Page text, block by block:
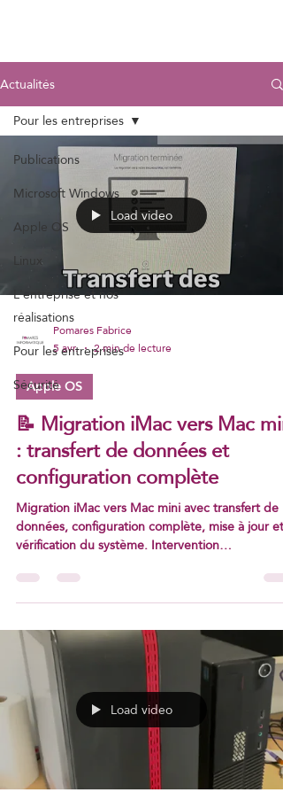
Actualités
Publications
Microsoft Windows
Apple OS
Linux
L'entreprise et nos
réalisations
Pour les entreprises
Sécurité
Pour les entreprises
Load video
Pomares Fabrice
5 avr.
2 min de lecture
Apple OS
📝 Migration iMac vers Mac mini
: transfert de données et
configuration complète
Migration iMac vers Mac mini avec transfert de
données, configuration complète, mise à jour et
vérification du système. Intervention
Load video